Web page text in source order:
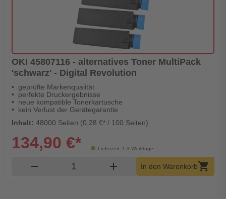
OKI 45807116 - alternatives Toner MultiPack
'schwarz' - Digital Revolution
geprüfte Markenqualität
perfekte Druckergebnisse
neue kompatible Tonerkartusche
kein Verlust der Gerätegarantie
Inhalt: 48000 Seiten (0,28 €* / 100 Seiten)
Lieferzeit: 1-3 Werktage
134,90 €*
remove Produkt Warenkorb Menge
add In den Warenkorbshopping_cart